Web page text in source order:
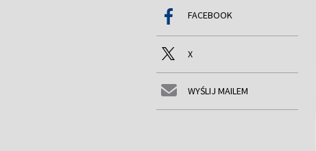
FACEBOOK
X
WYŚLIJ MAILEM